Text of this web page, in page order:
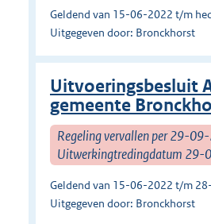
Geldend van 15-06-2022 t/m
Uitgegeven door: Bronckhorst
Uitvoeringsbesluit
gemeente
Regeling vervallen per 29-
Uitwerkingtredingdatum
Geldend van 15-06-2022 t/m
Uitgegeven door: Bronckhorst